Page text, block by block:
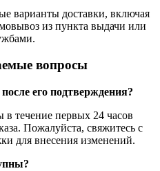
варианты доставки, включая
из пункта выдачи или
вопросы
его подтверждения?
течение первых 24 часов
Пожалуйста, свяжитесь с
для внесения изменений.